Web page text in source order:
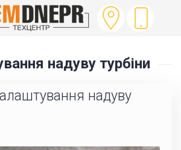
НАЛАШТУВАННЯ НАДУВУ ТУРБІНИ
надуву турбіни
надуву